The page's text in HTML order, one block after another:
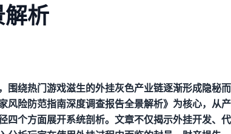
析
围绕热门游戏滋生的外挂灰色产业链逐渐形成隐秘
风险防范指南深度调查报告全景解析》为核心，从
四个方面展开系统剖析。文章不仅揭示外挂开发、